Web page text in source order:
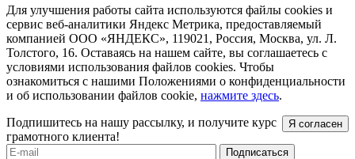
Для улучшения работы сайта используются файлы cookies и
сервис веб-аналитики Яндекс Метрика, предоставляемый
компанией ООО «ЯНДЕКС», 119021, Россия, Москва, ул. Л.
Толстого, 16. Оставаясь на нашем сайте, вы соглашаетесь с
условиями использования файлов cookies. Чтобы
ознакомиться с нашими Положениями о конфиденциальности
и об использовании файлов cookie, нажмите здесь.
Я согласен
Подпишитесь на нашу рассылку, и получите курс
грамотного клиента!